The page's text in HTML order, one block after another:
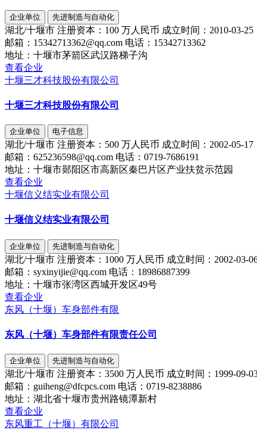
企业单位 先进制造与自动化
湖北/十堰市 注册资本： 100 万人民币 成立时间： 2010-03-25
邮箱： 15342713362@qq.com 电话： 15342713362
地址： 十堰市茅箭区武汉路梯子沟
查看企业
十堰三才科技股份有限公司
十堰三才科技股份有限公司
企业单位 电子信息
湖北/十堰市 注册资本： 500 万人民币 成立时间： 2002-05-17
邮箱： 625236598@qq.com 电话： 0719-7686191
地址： 十堰市郧阳区市高新区秦巴片区产业扶贫示范园
查看企业
十堰信义结实业有限公司
十堰信义结实业有限公司
企业单位 先进制造与自动化
湖北/十堰市 注册资本： 1000 万人民币 成立时间： 2002-03-
邮箱： syxinyijie@qq.com 电话： 18986887399
地址： 十堰市张湾区西城开发区49号
查看企业
东风（十堰）车身部件有限
东风（十堰）车身部件有限责任公司
企业单位 先进制造与自动化
湖北/十堰市 注册资本： 3500 万人民币 成立时间： 1999-09-
邮箱： guiheng@dfcpcs.com 电话： 0719-8238886
地址： 湖北省十堰市贵州路镜潭新村
查看企业
东风重工（十堰）有限公司